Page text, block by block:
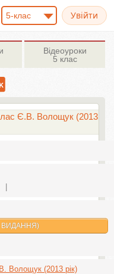
5-клас
Відеоуроки
5 клас
Є.В. Волощук (2013
ВИДАННЯ)
Волощук (2013 рік)